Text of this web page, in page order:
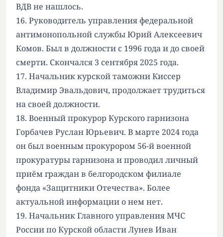
ВДВ не нашлось.
16. Руководитель управления федеральной
антимонопольной службы Юрий Алексеевич
Комов. Был в должности с 1996 года и до своей
смерти. Скончался 3 сентября 2025 года.
17. Начальник курской таможни Киссер
Владимир Эвальдович, продолжает трудиться
на своей должности.
18. Военный прокурор Курского гарнизона
Горбачев Руслан Юрьевич. В марте 2024 года
он был военным прокурором 56-й военной
прокуратуры гарнизона и проводил личный
приём граждан в белгородском филиале
фонда «Защитники Отечества». Более
актуальной информации о нем нет.
19. Начальник Главного управления МЧС
России по Курской области Лунев Иван